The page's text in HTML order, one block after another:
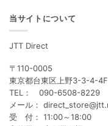
当サイトについて
JTT Direct
〒110-0005
東京都台東区上野3-3-4-4F
TEL： 090-6508-8229
メール：
受 付： 11:00～18:00